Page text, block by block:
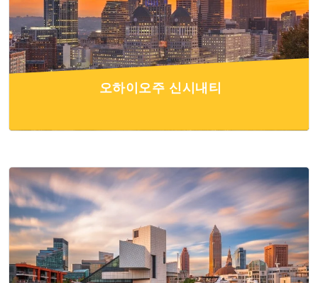
오하이오주 신시내티